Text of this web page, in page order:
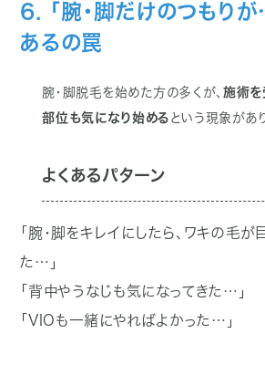
6. 「腕・脚だけのつもり
あるの罠
腕・脚脱毛を始めた方の多くが、施術を
部位も気になり始める という現象があ
よくあるパターン
「腕・脚をキレイにしたら、ワキの毛が
た…」
「背中やうなじも気になってきた…」
「VIOも一緒にやればよかった…」